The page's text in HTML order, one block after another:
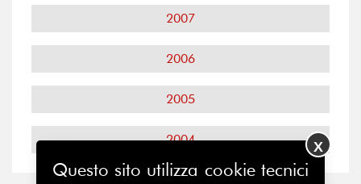
2007
2006
2005
2004
Questo sito utilizza cookie tecnici
X